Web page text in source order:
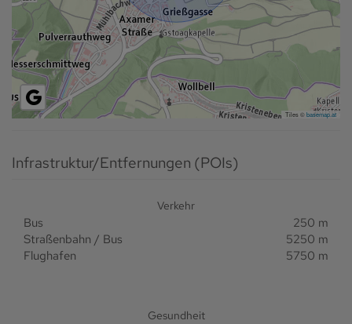
Tiles ©basemap.at
Infrastruktur/Entfernungen (POIs)
Verkehr
Bus
250 m
Straßenbahn / Bus
5250 m
Flughafen
5750 m
Gesundheit